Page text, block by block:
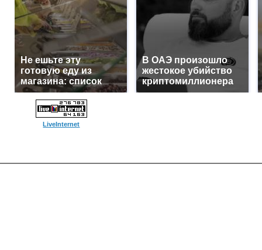
Не ешьте эту
готовую еду из
магазина: список
В ОАЭ произошло
жестокое убийство
криптомиллионера
LiveInternet